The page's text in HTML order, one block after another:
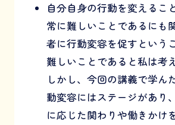
自分自身の行動を変えるこ
常に難しいことであるにも
者に行動変容を促すという
難しいことであると私は考
しかし、今回の講義で学ん
動変容にはステージがあり
に応じた関わりや働きかけ